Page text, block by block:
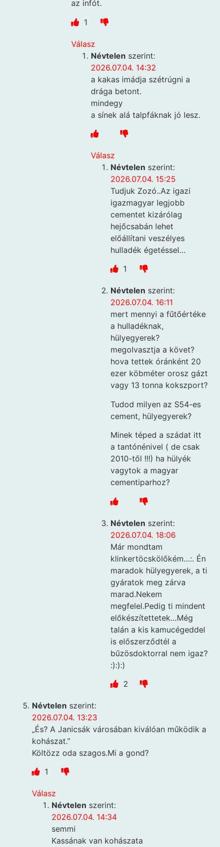
az infót.
1
Válasz
Névtelen szerint:
2026.07.04. 14:32
a kakas imádja szétrúgni a
drága betont.
mindegy
a sínek alá talpfáknak jó lesz.
Válasz
Névtelen szerint:
2026.07.04. 15:25
Tudjuk Zozó..Az igazi
igazmagyar legjobb
cementet kizárólag
hejőcsabán lehet
előállítani veszélyes
hulladék égetéssel…
1
Névtelen szerint:
2026.07.04. 16:11
mert mennyi a fűtőértéke
a hulladéknak,
hülyegyerek?
megolvasztja a követ?
hova tettek óránként 20
ezer köbméter orosz gázt
vagy 13 tonna kokszport?
Tudod milyen az S54-es
cement, hülyegyerek?
Minek téped a szádat itt
a tantónénivel ( de csak
2010-től !!!) ha hülyék
vagytok a magyar
cementiparhoz?
Névtelen szerint:
2026.07.04. 18:06
Már mondtam
klinkertöcskölőkém…:. Én
maradok hülyegyerek, a ti
gyáratok meg zárva
marad.Nekem
megfelel.Pedig ti mindent
előkészítettetek…Még
talán a kis kamucégeddel
is előszerződtél a
bűzösdoktorral nem igaz?
:):):)
2
Névtelen szerint:
2026.07.04. 13:23
„És? A Janicsák városában kiválóan működik a
kohászat.”
Költözz oda szagos.Mi a gond?
1
Válasz
Névtelen szerint:
2026.07.04. 14:34
semmi
Kassának van kohászata